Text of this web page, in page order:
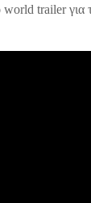
world trailer